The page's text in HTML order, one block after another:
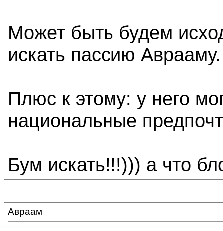
Может быть будем
искать пассию Аврааму.
Плюс к этому: у него
национальные
Бум искать!!!))) а что
Авраам